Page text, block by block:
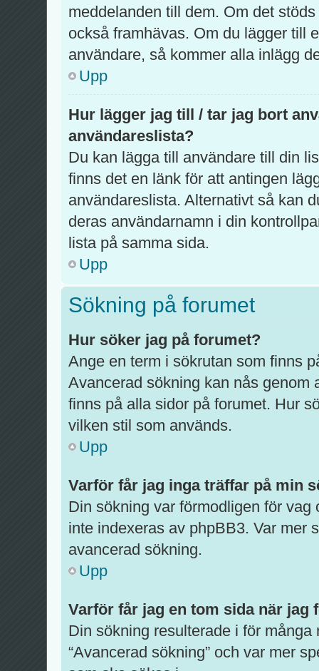
meddelanden till dem. Om det
också framhävas. Om du lägger till
användare, så kommer alla inlägg
Upp
Hur lägger jag till / tar jag bort
användareslista?
Du kan lägga till användare till din
finns det en länk för att antingen
användareslista. Alternativt så kan
deras användarnamn i din
lista på samma sida.
Upp
Sökning på forumet
Hur söker jag på forumet?
Ange en term i sökrutan som finns
Avancerad sökning kan nås genom
finns på alla sidor på forumet. Hur
vilken stil som används.
Upp
Varför får jag inga träffar på min
Din sökning var förmodligen för
inte indexeras av phpBB3. Var mer
avancerad sökning.
Upp
Varför får jag en tom sida när jag
Din sökning resulterade i för
“Avancerad sökning” och var mer